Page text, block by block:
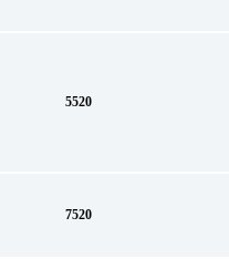
5520
7520